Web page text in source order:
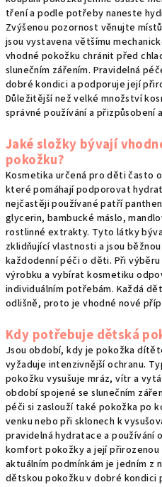
tření a podle potřeby naneste
Zvýšenou pozornost věnujte
jsou vystavena většímu
vhodné pokožku chránit před
slunečním zářením. Pravidelná
dobré kondici a podporuje její
Důležitější než velké množství
správné používání a
Jaké složky bývají
pokožku?
Kosmetika určená pro děti často
které pomáhají podporovat
nejčastěji používané patří
glycerin, bambucké máslo,
rostlinné extrakty. Tyto látky
zklidňující vlastnosti a jsou
každodenní péči o děti. Při
výrobku a vybírat kosmetiku
individuálním potřebám. Každá
odlišně, proto je vhodné nové
Kdy potřebuje dětská
Jsou období, kdy je pokožka
vyžaduje intenzivnější ochranu.
pokožku vysušuje mráz, vítr a
období spojené se slunečním
péči si zaslouží také pokožka po
venku nebo při sklonech k
pravidelná hydratace a používání
komfort pokožky a její přirozenou
aktuálním podmínkám je jedním z
dětskou pokožku v dobré kondici